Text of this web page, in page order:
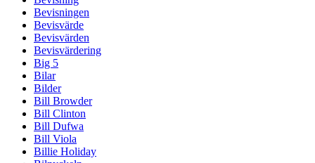
Bevisningen
Bevisvärde
Bevisvärden
Bevisvärdering
Big 5
Bilar
Bilder
Bill Browder
Bill Clinton
Bill Dufwa
Bill Viola
Billie Holiday